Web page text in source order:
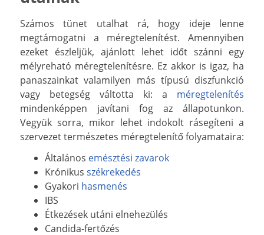
Számos tünet utalhat rá, hogy ideje lenne
megtámogatni a méregtelenítést. Amennyiben
ezeket észleljük, ajánlott lehet időt szánni egy
mélyreható méregtelenítésre. Ez akkor is igaz, ha
panaszainkat valamilyen más típusú diszfunkció
vagy betegség váltotta ki: a méregtelenítés
mindenképpen javítani fog az állapotunkon.
Vegyük sorra, mikor lehet indokolt rásegíteni a
szervezet természetes méregtelenítő folyamataira:
Általános emésztési zavarok
Krónikus székrekedés
Gyakori hasmenés
IBS
Étkezések utáni elnehezülés
Candida-fertőzés